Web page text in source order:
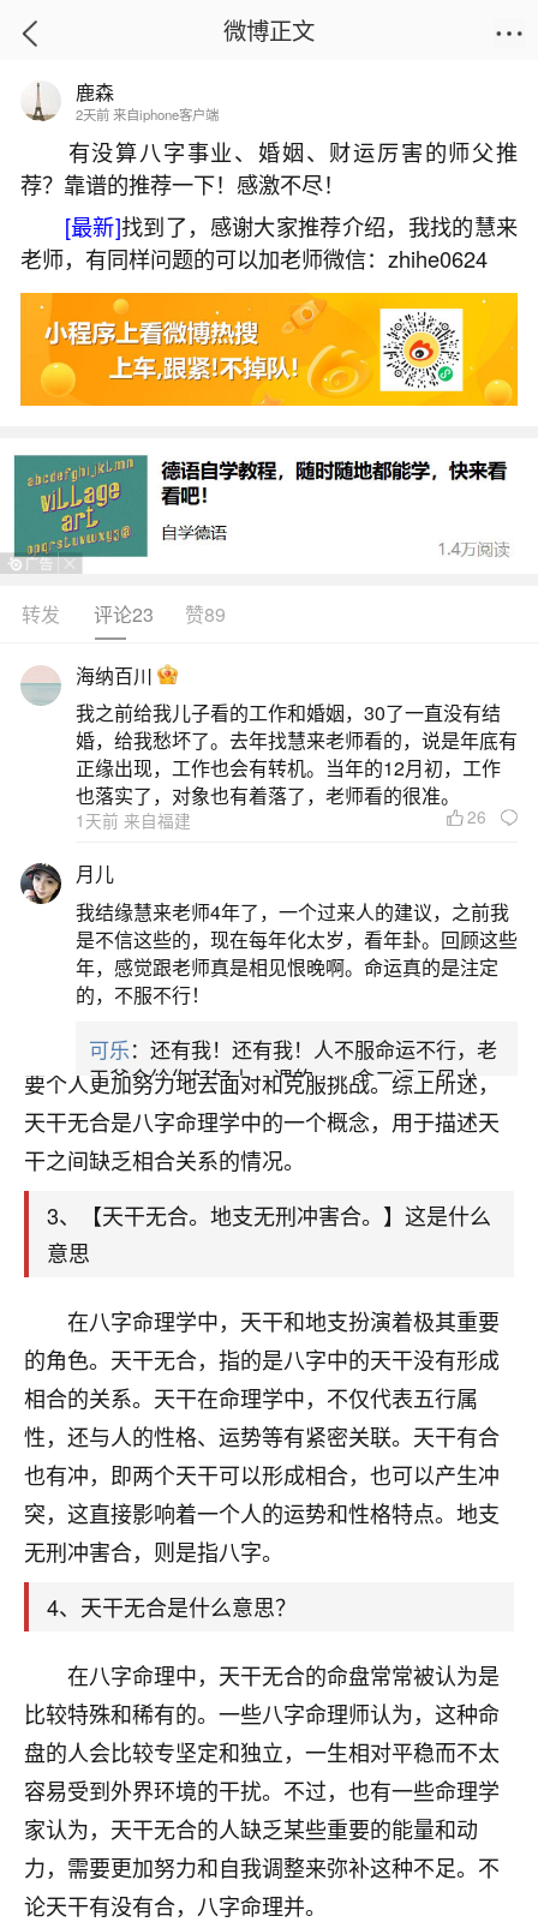
首页
八字天干无合说明什么？
2026-07-06 12:25:07 12 2 赞
生活中像八字天干无合说明什么？都是很常见
的问题，但是小问题不注意可能会引起大麻烦，下
面就这个问题给大家做一些解读：
1、天干无合地支年日六合什么意思
“天干无合，地支年日六合”指八字中天干之间没
有出现甲己、乙庚等五组相合关系，而地支里年支
与日支恰好构成子丑、寅亥等六组六合之一（如年
命局中天干层面缺乏明显的合作、牵制或化气趋
势，而地支年柱与日柱间存在紧密呼应、相互拉拢
的能量关系，常主早年家庭环境与自身发展有较强
联结，或青年时
2、天干无合是什么意思
在某些情况下，天干无合可能意味着个人在性
格、人际关系或事业发展上更加独立、自主，不依
赖于他人的力量。然而，在另一些情况下，天干无
合可能暗示着人际关系上的不和谐或缺乏助力，需
要个人更加努力地去面对和克服挑战。综上所述，
天干无合是八字命理学中的一个概念，用于描述天
干之间缺乏相合关系的情况。
3、【天干无合。地支无刑冲害合。】这是什么
意思
在八字命理学中，天干和地支扮演着极其重要
的角色。天干无合，指的是八字中的天干没有形成
相合的关系。天干在命理学中，不仅代表五行属
性，还与人的性格、运势等有紧密关联。天干有合
也有冲，即两个天干可以形成相合，也可以产生冲
突，这直接影响着一个人的运势和性格特点。地支
无刑冲害合，则是指八字。
4、天干无合是什么意思？
在八字命理中，天干无合的命盘常常被认为是
比较特殊和稀有的。一些八字命理师认为，这种命
盘的人会比较专坚定和独立，一生相对平稳而不太
容易受到外界环境的干扰。不过，也有一些命理学
家认为，天干无合的人缺乏某些重要的能量和动
力，需要更加努力和自我调整来弥补这种不足。不
论天干有没有合，八字命理并。
微博正文
鹿森
2天前 来自iphone客户端
有没算八字事业、婚姻、财运厉害的师父推
荐？靠谱的推荐一下！感激不尽！
[最新]找到了，感谢大家推荐介绍，我找的慧来
老师，有同样问题的可以加老师微信：zhihe0624
转发 评论23 赞89
海纳百川
我之前给我儿子看的工作和婚姻，30了一直没有结
婚，给我愁坏了。去年找慧来老师看的，说是年底有
正缘出现，工作也会有转机。当年的12月初，工作
也落实了，对象也有着落了，老师看的很准。
1天前 来自福建 26
月儿
我结缘慧来老师4年了，一个过来人的建议，之前我
是不信这些的，现在每年化太岁，看年卦。回顾这些
年，感觉跟老师真是相见恨晚啊。命运真的是注定
的，不服不行！
可乐：还有我！还有我！人不服命运不行，老
天爷会给你好好上一课的。一命二运三风水，
哪样不服都不行！
平安是福：我也是每年找老师化太岁，看年
卦，认识老师3年了，都是缘分啊！
17分钟前 来自湖北 19
心若莲花
我是做餐饮的，这两年，生意屡屡受挫，店开一家关
一家，要么生意不好，生意好的就出事。前些年攒的
家底快败光了，真是倒霉！我也想找人看看到底怎么
回事？
鹿森：你可以找老师看看，人有时不服命不行
啊！
太阳当空赵：我也做餐饮的，生意不算大，但
是我从找店开始都是找慧来老师跟进的，选
址、风水、还有开业日子，哪哪都看了，虽然
大环境不好，但是我家生意还可以，前几天又
刚找老师做了补财库，希望财运更好一点！
2小时前 来自海南 18
梦醒时分
我女儿高二叛逆，大半年不上学，一说她就要死要活
的，把我们两口子愁的不行，朋友给我推荐的慧来老
师，一开始我是病急乱投医，这半年来，法事一个个
做完，我女儿跟变了个人一样，不期望她能考多好的
大学，只要能安安稳稳的把书读了，身体心理都健健
康康的我就很知足了！